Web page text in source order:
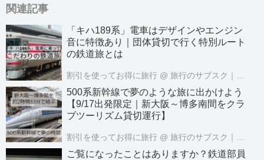
関連記事
「キハ189系」電車はデザインやエンジン
音に特徴あり｜団体貸切で行く特別ルート
の鉄道旅とは
割引を使ってお得に旅行 @ 旅行のサブスク｜クラブツーリズムPASS公式
500系新幹線で夢のような旅に出かけよう
【9/17出発限定｜新大阪～博多南間をクラ
ブツーリズム貸切運行】
割引を使ってお得に旅行 @ 旅行のサブスク｜クラブツーリズムPASS公式
ご覧になったことはありますか？鉄道部員